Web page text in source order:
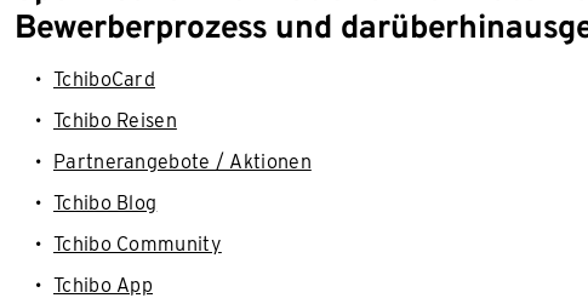
Bewerberprozess und
TchiboCard
Tchibo Reisen
Partnerangebote / Aktionen
Tchibo Blog
Tchibo Community
Tchibo App